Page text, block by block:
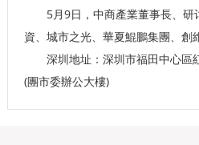
5月9日，中商產業董事長、研
資、城市之光、華夏鯤鵬集團、創
深圳地址：深圳市福田中心區
(團市委辦公大樓)